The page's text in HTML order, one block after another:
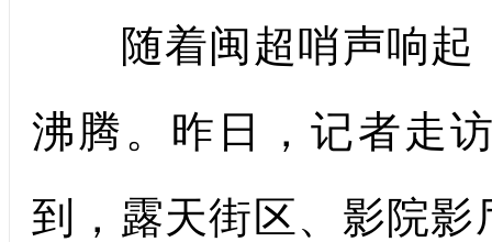
随着闽超哨声响起
沸腾。昨日，记者走
到，露天街区、影院